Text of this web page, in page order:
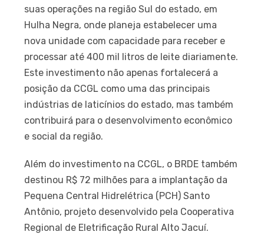
suas operações na região Sul do estado, em
Hulha Negra, onde planeja estabelecer uma
nova unidade com capacidade para receber e
processar até 400 mil litros de leite diariamente.
Este investimento não apenas fortalecerá a
posição da CCGL como uma das principais
indústrias de laticínios do estado, mas também
contribuirá para o desenvolvimento econômico
e social da região.
Além do investimento na CCGL, o BRDE também
destinou R$ 72 milhões para a implantação da
Pequena Central Hidrelétrica (PCH) Santo
Antônio, projeto desenvolvido pela Cooperativa
Regional de Eletrificação Rural Alto Jacuí.